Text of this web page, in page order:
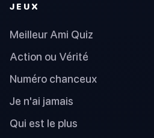
JEUX
Meilleur Ami Quiz
Action ou Vérité
Numéro chanceux
Je n'ai jamais
Qui est le plus